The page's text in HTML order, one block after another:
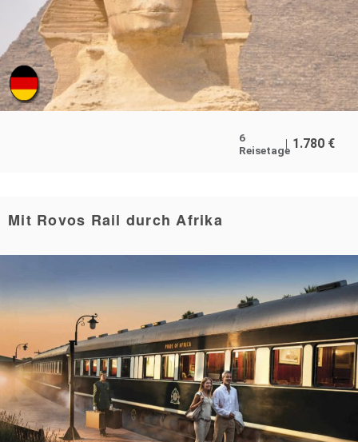
6
Reisetage 1.780 €
Mit Rovos Rail durch Afrika